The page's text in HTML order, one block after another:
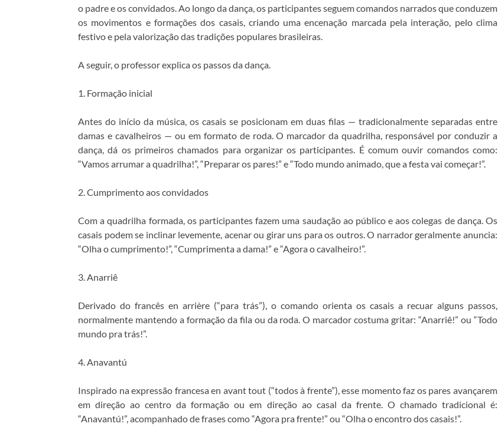
o padre e os convidados. Ao longo da dança, os participantes seguem comandos narrados que conduzem
os movimentos e formações dos casais, criando uma encenação marcada pela interação, pelo clima
festivo e pela valorização das tradições populares brasileiras.
A seguir, o professor explica os passos da dança.
1. Formação inicial
Antes do início da música, os casais se posicionam em duas filas — tradicionalmente separadas entre
damas e cavalheiros — ou em formato de roda. O marcador da quadrilha, responsável por conduzir a
dança, dá os primeiros chamados para organizar os participantes. É comum ouvir comandos como:
“Vamos arrumar a quadrilha!”, “Preparar os pares!” e “Todo mundo animado, que a festa vai começar!”.
2. Cumprimento aos convidados
Com a quadrilha formada, os participantes fazem uma saudação ao público e aos colegas de dança. Os
casais podem se inclinar levemente, acenar ou girar uns para os outros. O narrador geralmente anuncia:
“Olha o cumprimento!”, “Cumprimenta a dama!” e “Agora o cavalheiro!”.
3. Anarriê
Derivado do francês en arrière (“para trás”), o comando orienta os casais a recuar alguns passos,
normalmente mantendo a formação da fila ou da roda. O marcador costuma gritar: “Anarriê!” ou “Todo
mundo pra trás!”.
4. Anavantú
Inspirado na expressão francesa en avant tout (“todos à frente”), esse momento faz os pares avançarem
em direção ao centro da formação ou em direção ao casal da frente. O chamado tradicional é:
“Anavantú!”, acompanhado de frases como “Agora pra frente!” ou “Olha o encontro dos casais!”.